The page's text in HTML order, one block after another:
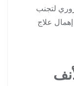
لتجنب
علاج